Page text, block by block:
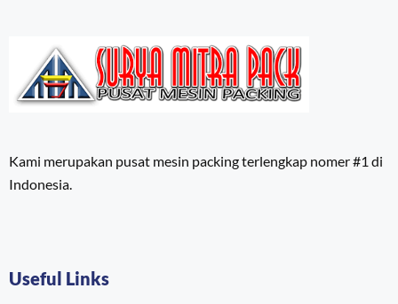
Kami merupakan pusat mesin packing terlengkap nomer #1 di
Indonesia.
Useful Links